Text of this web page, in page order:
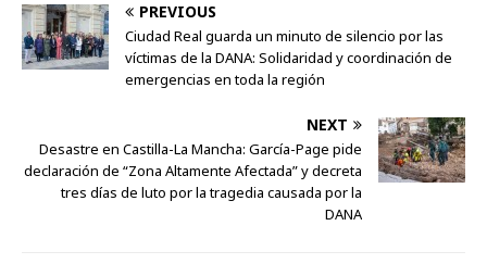
PREVIOUS
Ciudad Real guarda un minuto de silencio por las
víctimas de la DANA: Solidaridad y coordinación de
emergencias en toda la región
NEXT
Desastre en Castilla-La Mancha: García-Page pide
declaración de “Zona Altamente Afectada” y decreta
tres días de luto por la tragedia causada por la
DANA